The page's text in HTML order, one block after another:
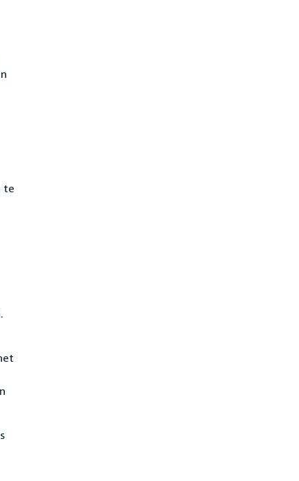
te